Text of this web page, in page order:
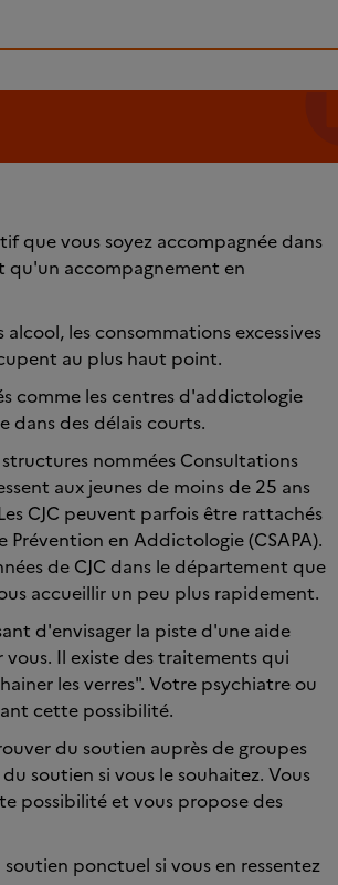
que vous soyez accompagnée dans
qu'un accompagnement en
les consommations excessives
au plus haut point.
comme les centres d'addictologie
dans des délais courts.
nommées Consultations
aux jeunes de moins de 25 ans
CJC peuvent parfois être rattachés
en Addictologie (CSAPA).
de CJC dans le département que
accueillir un peu plus rapidement.
d'envisager la piste d'une aide
Il existe des traitements qui
les verres". Votre psychiatre ou
cette possibilité.
du soutien auprès de groupes
soutien si vous le souhaitez. Vous
possibilité et vous propose des
ponctuel si vous en ressentez